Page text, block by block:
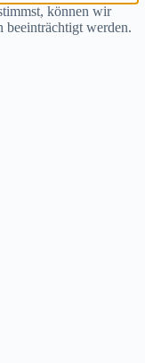
können wir
beeinträchtigt werden.